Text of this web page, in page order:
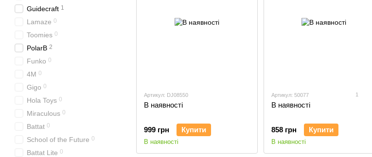
Артикул: DJ08550
В наявності
999 грн Купити
В наявності
Артикул: 50077 1
В наявності
858 грн Купити
В наявності
Guidecraft 1
Lamaze 0
Toomies 0
PolarB 2
Funko 0
4M 0
Gigo 0
Hola Toys 0
Miraculous 0
Battat 0
School of the Future 0
Battat Lite 0